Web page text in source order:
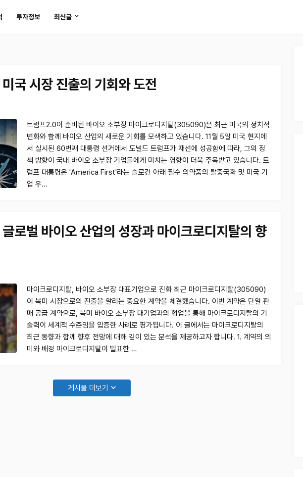
투자정보 최신글
국 시장 진출의 기회와 도전
트럼프2.0이 준비된 바이오 소부장 마이크로디지탈(305090)은 최근 미국의 정치적
변화와 함께 바이오 산업의 새로운 기회를 모색하고 있습니다. 11월 5일 미국 현지에
서 실시된 60번째 대통령 선거에서 도널드 트럼프가 재선에 성공함에 따라, 그의 정
책 방향이 국내 바이오 소부장 기업들에게 미치는 영향이 더욱 주목받고 있습니다. 트
럼프 대통령은 'America First'라는 슬로건 아래 필수 의약품의 탈중국화 및 미국 기
업 우…
로벌 바이오 산업의 성장과 마이크로디지탈의 향
마이크로디지탈, 바이오 소부장 대표기업으로 진화 최근 마이크로디지탈(305090)
이 북미 시장으로의 진출을 알리는 중요한 계약을 체결했습니다. 이번 계약은 단일 판
매 공급 계약으로, 북미 바이오 소부장 대기업과의 협업을 통해 마이크로디지탈의 기
술력이 세계적 수준임을 입증한 사례로 평가됩니다. 이 글에서는 마이크로디지탈의
최근 동향과 함께 향후 전망에 대해 깊이 있는 분석을 제공하고자 합니다. 1. 계약의 의
미와 배경 마이크로디지탈이 발표한 …
게시물 더보기